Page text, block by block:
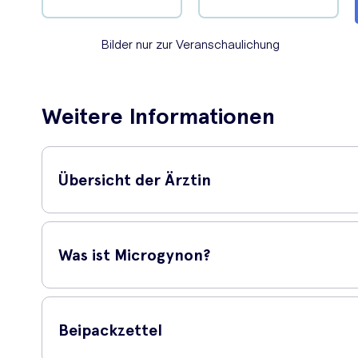
Bilder nur zur Veranschaulichung
Weitere Informationen
Übersicht der Ärztin
Frauen,
Was ist Microgynon?
Microgynon Pille
Beipackzettel